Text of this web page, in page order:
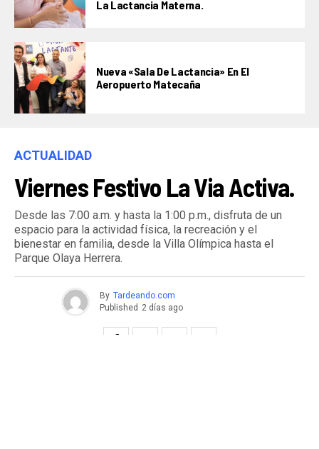
La Lactancia Materna.
Nueva «Sala De Lactancia» En El
Aeropuerto Matecaña
ACTUALIDAD
Viernes Festivo La Via Activa.
Desde las 7:00 a.m. y hasta la 1:00 p.m., disfruta de un
espacio para la actividad física, la recreación y el
bienestar en familia, desde la Villa Olímpica hasta el
Parque Olaya Herrera.
By Tardeando.com
Published 2 días ago